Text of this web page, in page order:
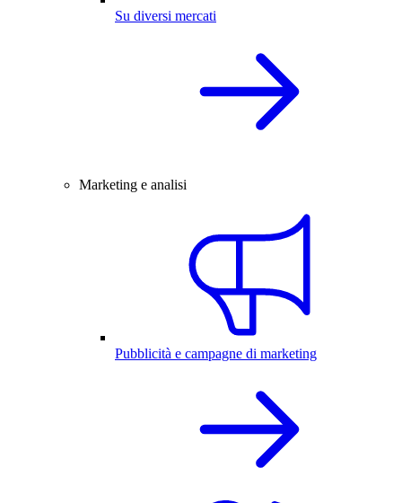
Su diversi mercati
Marketing e analisi
Pubblicità e campagne di marketing